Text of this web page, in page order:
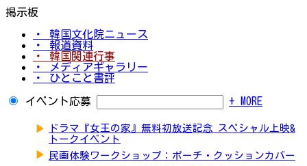
掲示板
・ 韓国文化院ニュース
・ 報道資料
・ 韓国関連行事
・ メディアギャラリー
・ ひとこと書評
イベント応募 + MORE
▶
ドラマ『女王の家』無料初放送記念 スペシャル上映&
トークイベント
▶ 民画体験ワークショップ：ポーチ・クッションカバー